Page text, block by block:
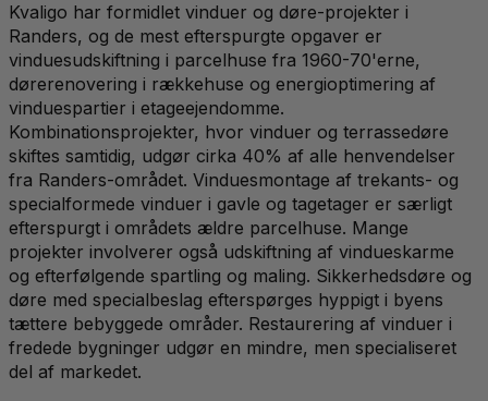
Kvaligo har formidlet vinduer og døre-projekter i
Randers, og de mest efterspurgte opgaver er
vinduesudskiftning i parcelhuse fra 1960-70'erne,
dørerenovering i rækkehuse og energioptimering af
vinduespartier i etageejendomme.
Kombinationsprojekter, hvor vinduer og terrassedøre
skiftes samtidig, udgør cirka 40% af alle henvendelser
fra Randers-området. Vinduesmontage af trekants- og
specialformede vinduer i gavle og tagetager er særligt
efterspurgt i områdets ældre parcelhuse. Mange
projekter involverer også udskiftning af vindueskarme
og efterfølgende spartling og maling. Sikkerhedsdøre og
døre med specialbeslag efterspørges hyppigt i byens
tættere bebyggede områder. Restaurering af vinduer i
fredede bygninger udgør en mindre, men specialiseret
del af markedet.